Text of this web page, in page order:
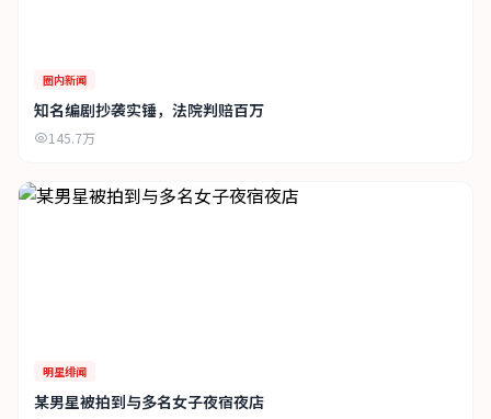
圈内新闻
知名编剧抄袭实锤，法院判赔百万
145.7万
明星绯闻
某男星被拍到与多名女子夜宿夜店